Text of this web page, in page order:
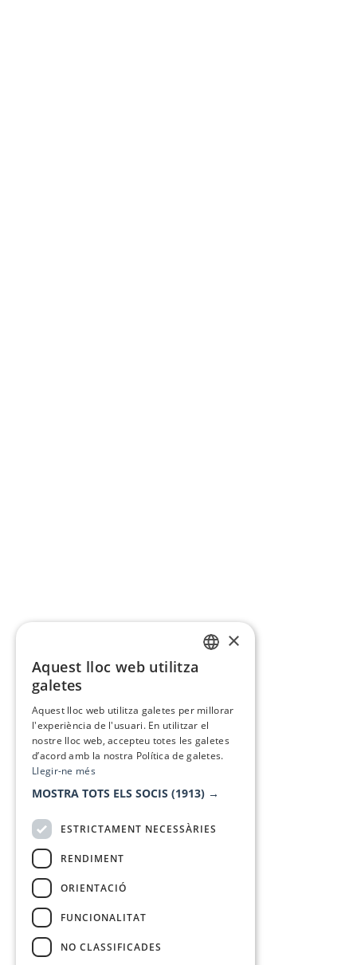
×
Aquest lloc web utilitza
galetes
Aquest lloc web utilitza galetes per millorar
l'experiència de l'usuari. En utilitzar el
nostre lloc web, accepteu totes les galetes
d’acord amb la nostra Política de galetes.
Llegir-ne més
MOSTRA TOTS ELS SOCIS (1913) →
ESTRICTAMENT NECESSÀRIES
RENDIMENT
ORIENTACIÓ
FUNCIONALITAT
NO CLASSIFICADES